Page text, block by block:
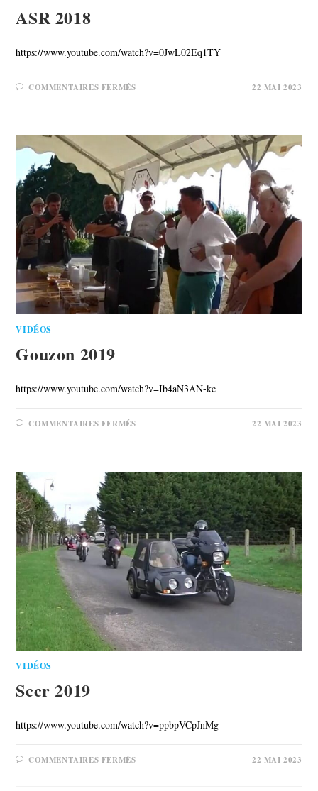
ASR 2018
https://www.youtube.com/watch?v=0JwL02Eq1TY
COMMENTAIRES FERMÉS 22 MAI 2023
VIDÉOS
Gouzon 2019
https://www.youtube.com/watch?v=Ib4aN3AN-kc
COMMENTAIRES FERMÉS 22 MAI 2023
VIDÉOS
Sccr 2019
https://www.youtube.com/watch?v=ppbpVCpJnMg
COMMENTAIRES FERMÉS 22 MAI 2023